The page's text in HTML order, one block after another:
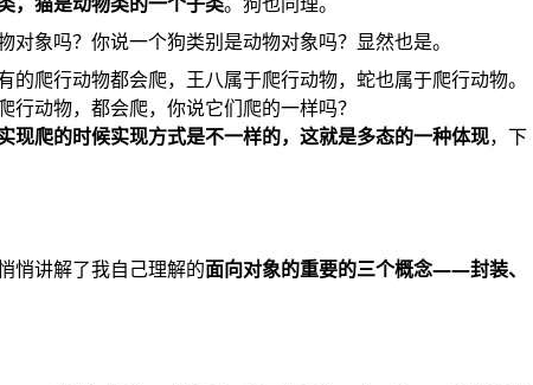
象吗？你说一个狗类别是动物对象吗？显然也是。
爬行动物都会爬，王八属于爬行动物，蛇也属于爬行动物。
动物，都会爬，你说它们爬的一样吗？
现爬的时候实现方式是不一样的，这就是多态的一种体现，下
悄讲解了我自己理解的面向对象的重要的三个概念——封装、